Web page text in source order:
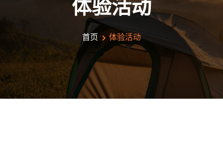
体验活动
首页 体验活动